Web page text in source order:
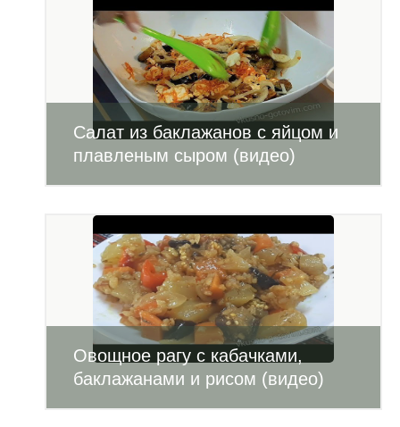
Салат из баклажанов с яйцом и
плавленым сыром (видео)
Овощное рагу с кабачками,
баклажанами и рисом (видео)